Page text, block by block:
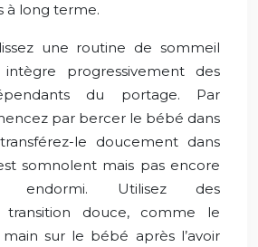
à long terme.
une routine de sommeil
progressivement des
du portage. Par
par bercer le bébé dans
le doucement dans
somnolent mais pas encore
endormi. Utilisez des
transition douce, comme le
sur le bébé après l’avoir